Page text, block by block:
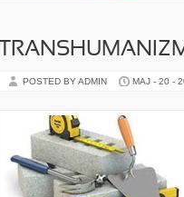
POSTED BY ADMIN MAJ - 20 -